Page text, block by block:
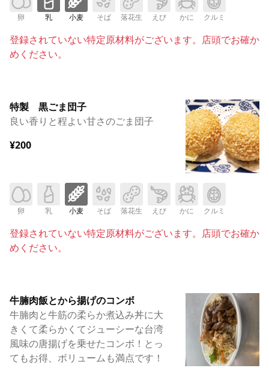
卵 乳 小麦 そば 落花生 えび かに クルミ
登録されていない特定原材料がございます。店頭でお確か
めください。
特製 黒ごま団子
良い香りと程よい甘さのごま団子
¥200
卵 乳 小麦 そば 落花生 えび かに クルミ
登録されていない特定原材料がございます。店頭でお確か
めください。
牛腩肉飯とから揚げのコンボ
牛腩肉と牛筋の柔らか煮込み丼に大
きくて柔らかくてジューシーな台湾
風味の唐揚げを乗せたコンボ！とっ
てもお得、ボリュームも満点です！